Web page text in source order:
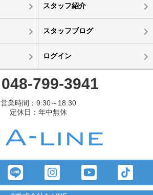
スタッフ紹介
スタッフブログ
ログイン
048-799-3941
営業時間：9:30～18:30
定休日：年中無休